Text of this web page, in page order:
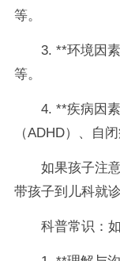
等。
3. **环境因
等。
4. **疾病因
（ADHD）、自
如果孩子注
带孩子到儿科就
科普常识：